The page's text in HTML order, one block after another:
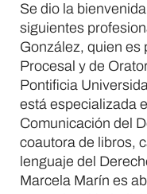
Se dio la
siguientes
González, quien es
Procesal y de
Pontificia
está especializada
Comunicación del
coautora de libros,
lenguaje del
Marcela Marín es